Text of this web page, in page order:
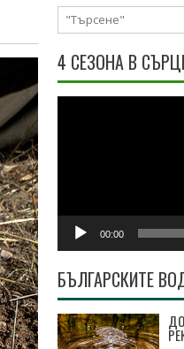
4 СЕЗОНА В
00:00
БЪЛГАРСКИТЕ